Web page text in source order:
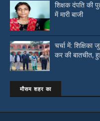
शिक्षक दंपति की
में मारी बाजी
चर्चा में:
कर की बातचीत,
मौसम शहर का